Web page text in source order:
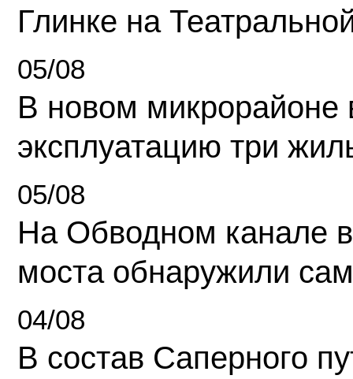
Глинке на
05/08
В новом микрорайоне
эксплуатацию три
05/08
На Обводном канале
моста обнаружили
04/08
В состав Саперного